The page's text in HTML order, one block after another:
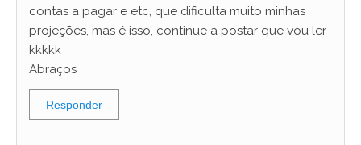
contas a pagar e etc, que dificulta muito minhas
projeções, mas é isso, continue a postar que vou ler
kkkkk
Abraços
Responder